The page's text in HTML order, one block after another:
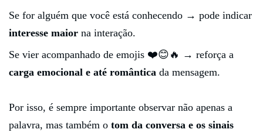
Se for alguém que você está conhecendo → pode indicar
interesse maior na interação.
Se vier acompanhado de emojis ❤️😊🔥 → reforça a
carga emocional e até romântica da mensagem.
Por isso, é sempre importante observar não apenas a
palavra, mas também o tom da conversa e os sinais